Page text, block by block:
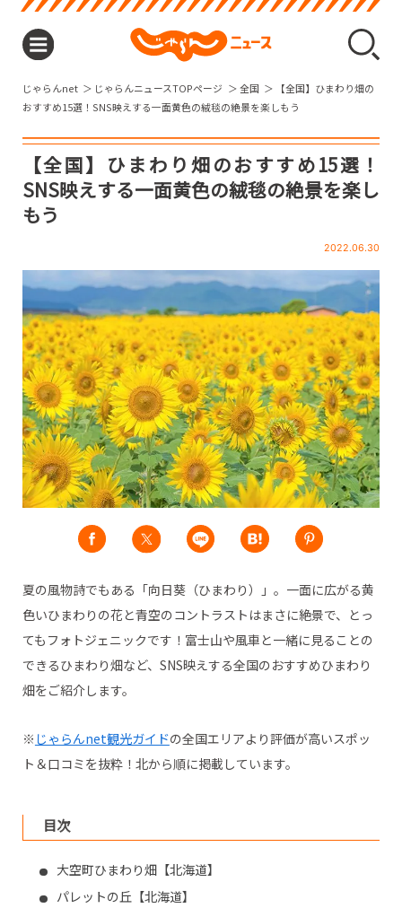
じゃらんnet じゃらんニュースTOPページ 全国
【全国】ひまわり畑の
おすすめ15選！SNS映えする一面黄色の絨毯の絶景を楽しもう
2022.06.30
【全国】ひまわり畑のおすすめ15選！
SNS映えする一面黄色の絨毯の絶景を楽し
もう
夏の風物詩でもある「向日葵（ひまわり）」。一面に広がる黄
色いひまわりの花と青空のコントラストはまさに絶景で、とっ
てもフォトジェニックです！富士山や風車と一緒に見ることの
できるひまわり畑など、SNS映えする全国のおすすめひまわり
畑をご紹介します。
※ じゃらんnet観光ガイドの全国エリアより評価が高いスポッ
ト＆口コミを抜粋！北から順に掲載しています。
目次
大空町ひまわり畑【北海道】
パレットの丘【北海道】